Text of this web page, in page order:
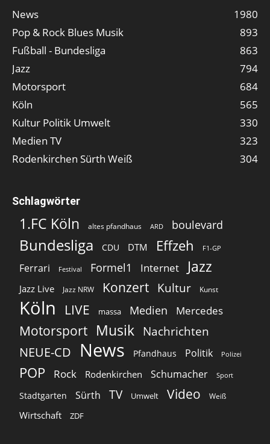
News
1980
Pop & Rock Blues Musik
893
Fußball - Bundesliga
863
Jazz
794
Motorsport
684
Köln
565
Kultur Politik Umwelt
330
Medien TV
323
Rodenkirchen Sürth Weiß
304
Schlagwörter
1.FC Köln altes pfandhaus ARD boulevard
Bundesliga CDU DTM Effzeh F1-GP
Ferrari Festival Formel1 Internet Jazz
Jazz Live Jazz NRW Konzert Kultur Kunst
Köln LIVE massa Medien Mercedes
Motorsport Musik Nachrichten
NEUE-CD
News Pfandhaus Politik Polizei
POP Rock Rodenkirchen Schumacher Sport
Stadtgarten Sürth TV Umwelt Video Weiß
Wirtschaft ZDF